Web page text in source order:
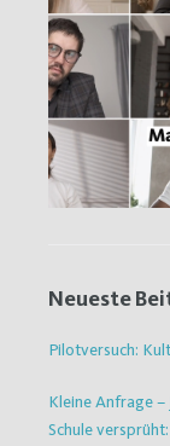
Neueste
Pilotversuch:
Kleine Anfrage –
Schule